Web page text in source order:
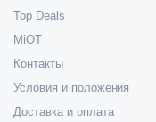
Top Deals
MiOT
Контакты
Условия и положения
Доставка и оплата